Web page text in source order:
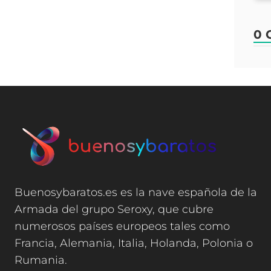
0
Buenosybaratos.es es la nave española de la
Armada del grupo Seroxy, que cubre
numerosos países europeos tales como
Francia, Alemania, Italia, Holanda, Polonia o
Rumania.